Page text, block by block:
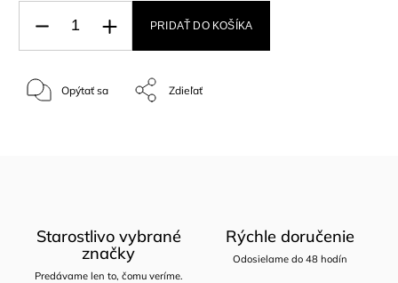
PRIDAŤ DO KOŠÍKA
Opýtať sa Zdieľať
Starostlivo vybrané
značky
Predávame len to, čomu veríme.
Rýchle doručenie
Odosielame do 48 hodín